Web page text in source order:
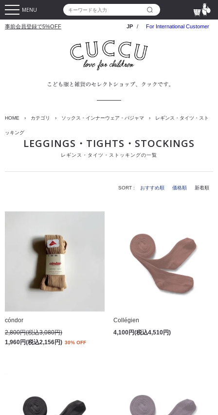
MENU
事前会員登録で5%OFF JP / For International Customer
HOME › カテゴリ › ソックス・インナーウェア・パジャマ › レギンス・タイツ・スト
ッキング
LEGGINGS・TIGHTS・STOCKINGS
レギンス・タイツ・ストッキングの一覧
SORT : おすすめ順 価格順 新着順
cóndor
2,800円(税込3,080円)
1,960円(税込2,156円) 30% OFF
Collégien
4,100円(税込4,510円)